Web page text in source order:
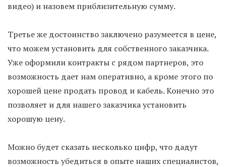
видео) и назовем приблизительную сумму.
Третье же достоинство заключено разумеется в цене,
что можем установить для собственного заказчика.
Уже оформили контракты с рядом партнеров, это
возможность дает нам оперативно, а кроме этого по
хорошей цене продать провод и кабель. Конечно это
позволяет и для нашего заказчика установить
хорошую цену.
Можно будет сказать несколько цифр, что дадут
возможность убедиться в опыте наших специалистов,